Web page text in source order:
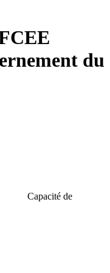
du
Capacité de